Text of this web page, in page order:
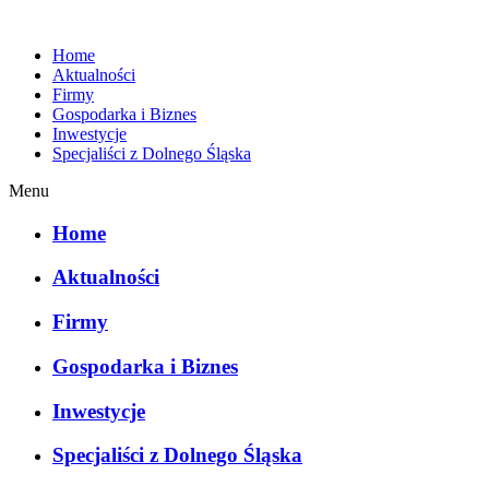
Home
Aktualności
Firmy
Gospodarka i Biznes
Inwestycje
Specjaliści z Dolnego Śląska
Menu
Home
Aktualności
Firmy
Gospodarka i Biznes
Inwestycje
Specjaliści z Dolnego Śląska